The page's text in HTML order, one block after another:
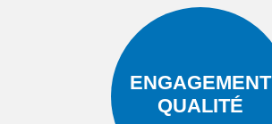
ENGAGEMENT
QUALITÉ